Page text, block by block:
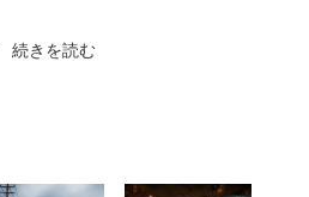
きを読む